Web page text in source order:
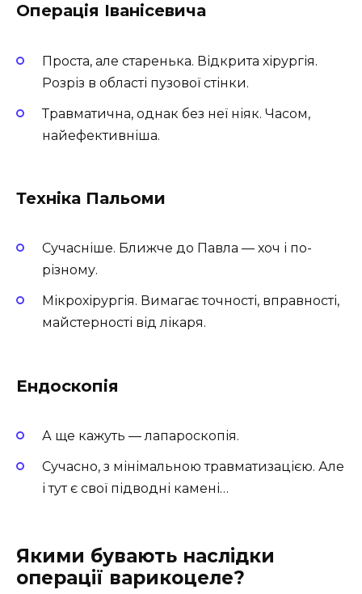
Операція Іванісевича
Проста, але старенька. Відкрита хірургія.
Розріз в області пузової стінки.
Травматична, однак без неї ніяк. Часом,
найефективніша.
Техніка Пальоми
Сучасніше. Ближче до Павла — хоч і по-
різному.
Мікрохірургія. Вимагає точності, вправності,
майстерності від лікаря.
Ендоскопія
А ще кажуть — лапароскопія.
Сучасно, з мінімальною травматизацією. Але
і тут є свої підводні камені…
Якими бувають наслідки
операції варикоцеле?